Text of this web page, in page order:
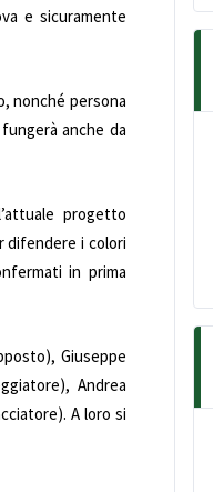
e sicuramente
nonché persona
anche da
progetto
difendere i colori
in prima
Giuseppe
Andrea
A loro si